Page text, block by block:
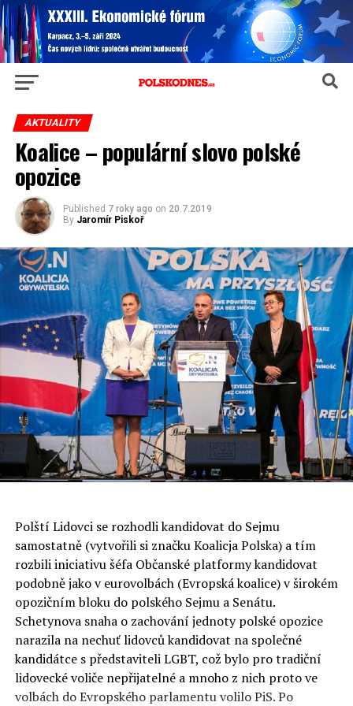
AKTUALITY
Koalice – populární slovo polské
opozice
Published 7 roky ago on 20.7.2019
By Jaromír Piskoř
Polští Lidovci se rozhodli kandidovat do Sejmu
samostatně (vytvořili si značku Koalicja Polska) a tím
rozbili iniciativu šéfa Občanské platformy kandidovat
podobně jako v eurovolbách (Evropská koalice) v širokém
opozičním bloku do polského Sejmu a Senátu.
Schetynova snaha o zachování jednoty polské opozice
narazila na nechuť lidovců kandidovat na společné
kandidátce s představiteli LGBT, což bylo pro tradiční
lidovecké voliče nepřijatelné a mnoho z nich proto ve
volbách do Evropského parlamentu volilo PiS. Po